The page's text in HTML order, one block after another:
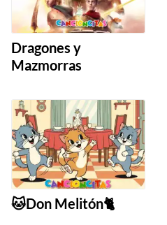
Dragones y
Mazmorras
🐱Don Melitón🐈